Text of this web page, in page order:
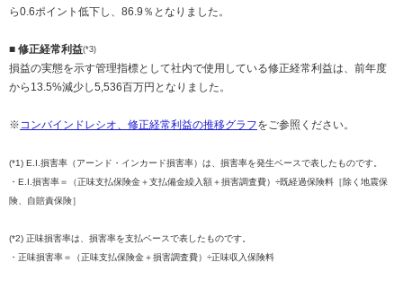
ら0.6ポイント低下し、86.9％となりました。
■ 修正経常利益(*3)
損益の実態を示す管理指標として社内で使用している修正経常利益は、前年度
から13.5%減少し5,536百万円となりました。
※コンバインドレシオ、修正経常利益の推移グラフをご参照ください。
(*1) E.I.損害率（アーンド・インカード損害率）は、損害率を発生ベースで表したものです。
・E.I.損害率＝（正味支払保険金＋支払備金繰入額＋損害調査費）÷既経過保険料［除く地震保
険、自賠責保険］
(*2) 正味損害率は、損害率を支払ベースで表したものです。
・正味損害率＝（正味支払保険金＋損害調査費）÷正味収入保険料